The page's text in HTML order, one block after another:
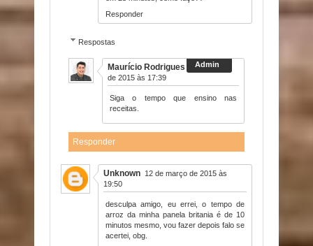
Responder
Respostas
Maurício Rodrigues
12 de março
de 2015 às 17:39
Siga o tempo que ensino nas
receitas.
Responder
Unknown 12 de março de 2015 às
19:50
desculpa amigo, eu errei, o tempo de
arroz da minha panela britania é de 10
minutos mesmo, vou fazer depois falo se
acertei, obg.